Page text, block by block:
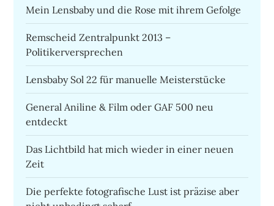
Mein Lensbaby und die Rose mit ihrem Gefolge
Remscheid Zentralpunkt 2013 –
Politikerversprechen
Lensbaby Sol 22 für manuelle Meisterstücke
General Aniline & Film oder GAF 500 neu
entdeckt
Das Lichtbild hat mich wieder in einer neuen
Zeit
Die perfekte fotografische Lust ist präzise aber